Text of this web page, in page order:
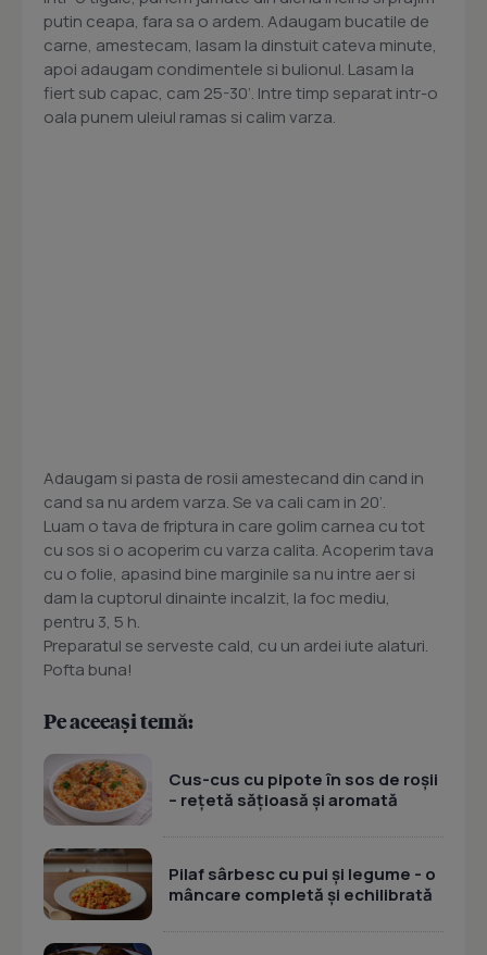
putin ceapa, fara sa o ardem. Adaugam bucatile de
carne, amestecam, lasam la dinstuit cateva minute,
apoi adaugam condimentele si bulionul. Lasam la
fiert sub capac, cam 25-30’. Intre timp separat intr-o
oala punem uleiul ramas si calim varza.
Adaugam si pasta de rosii amestecand din cand in
cand sa nu ardem varza. Se va cali cam in 20’.
Luam o tava de friptura in care golim carnea cu tot
cu sos si o acoperim cu varza calita. Acoperim tava
cu o folie, apasind bine marginile sa nu intre aer si
dam la cuptorul dinainte incalzit, la foc mediu,
pentru 3, 5 h.
Preparatul se serveste cald, cu un ardei iute alaturi.
Pofta buna!
Pe aceeași temă:
Cus-cus cu pipote în sos de roșii
– rețetă sățioasă și aromată
Pilaf sârbesc cu pui și legume - o
mâncare completă și echilibrată